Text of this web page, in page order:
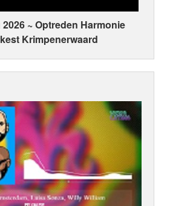
~ Optreden Harmonie
Krimpenerwaard